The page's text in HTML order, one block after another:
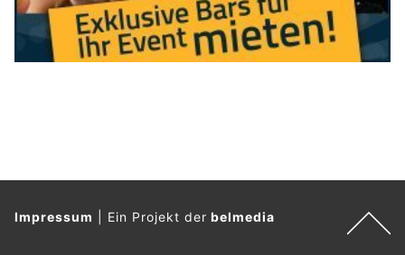
Impressum Ein Projekt derbelmedia